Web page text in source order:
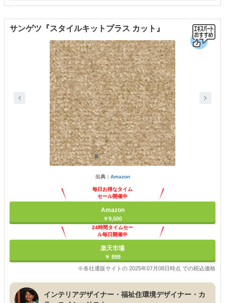
サンゲツ『スタイルキットプラス カット』
出典： Amazon
毎日お得なタイム
セール開催中
Amazon
￥9,500
24時間タイムセー
ル毎日開催中
楽天市場
￥ 899
※各社通販サイトの 2025年07月08日時点 での税込価格
インテリアデザイナー・福祉住環境デザイナー・カ